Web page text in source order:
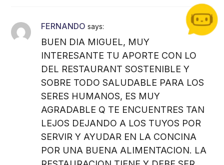
FERNANDOsays:
BUEN DIA MIGUEL, MUY
INTERESANTE TU APORTE CON LO
DEL RESTAURANT SOSTENIBLE Y
SOBRE TODO SALUDABLE PARA LOS
SERES HUMANOS, ES MUY
AGRADABLE Q TE ENCUENTRES TAN
LEJOS DEJANDO A LOS TUYOS POR
SERVIR Y AYUDAR EN LA CONCINA
POR UNA BUENA ALIMENTACION. LA